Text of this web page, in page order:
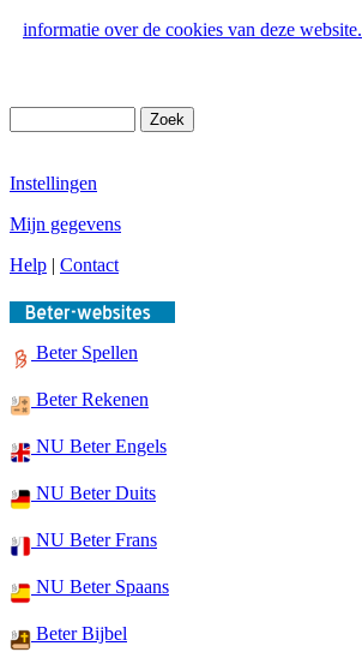
informatie over de cookies van deze website.
Instellingen
Mijn gegevens
Help | Contact
Beter Spellen
Beter Rekenen
NU Beter Engels
NU Beter Duits
NU Beter Frans
NU Beter Spaans
Beter Bijbel